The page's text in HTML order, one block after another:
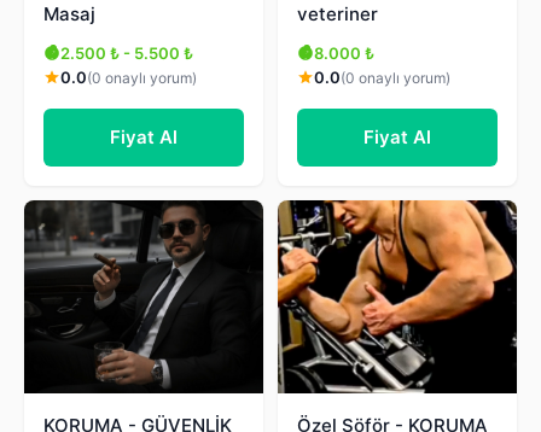
Masaj
2.500 ₺ - 5.500 ₺
0.0(0 onaylı yorum)
Fiyat Al
veteriner
8.000 ₺
0.0(0 onaylı yorum)
Fiyat Al
KORUMA - GÜVENLİK Özel Şöför - KORUMA